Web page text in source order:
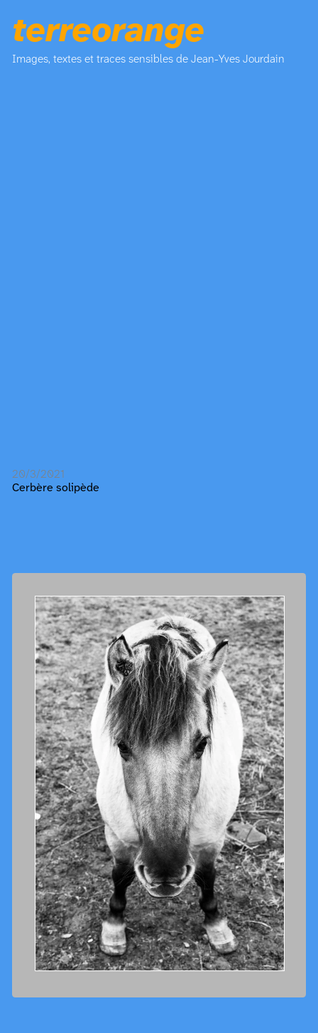
terreorange
Images, textes et traces sensibles de Jean-Yves Jourdain
20/3/2021
Cerbère solipède